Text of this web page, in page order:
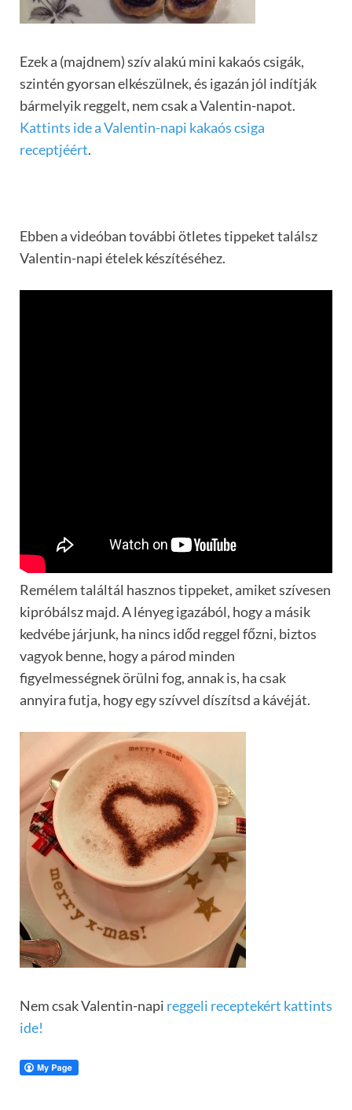
Ezek a (majdnem) szív alakú mini kakaós csigák,
szintén gyorsan elkészülnek, és igazán jól indítják
bármelyik reggelt, nem csak a Valentin-napot.
Kattints ide a Valentin-napi kakaós csiga
receptjéért.
Ebben a videóban további ötletes tippeket találsz
Valentin-napi ételek készítéséhez.
Remélem találtál hasznos tippeket, amiket szívesen
kipróbálsz majd. A lényeg igazából, hogy a másik
kedvébe járjunk, ha nincs időd reggel főzni, biztos
vagyok benne, hogy a párod minden
figyelmességnek örülni fog, annak is, ha csak
annyira futja, hogy egy szívvel díszítsd a kávéját.
Nem csak Valentin-napi reggeli receptekért kattints
ide!